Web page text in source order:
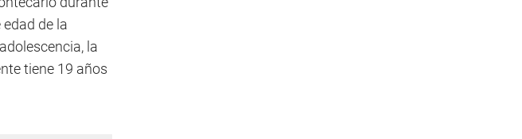
de la
la
tiene 19 años